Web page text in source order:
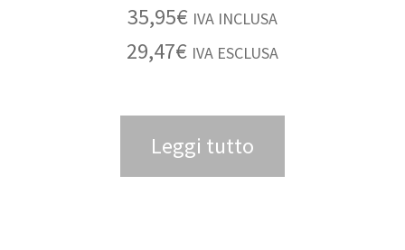
35,95€ IVA INCLUSA
29,47€ IVA ESCLUSA
Leggi tutto